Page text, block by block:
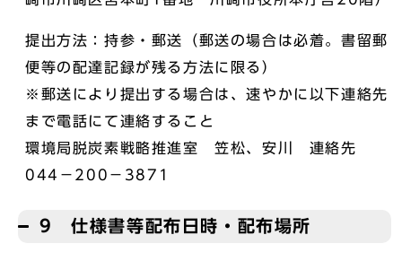
提出方法：持参・郵送（郵送の場合は必着。書留郵
便等の配達記録が残る方法に限る）
※郵送により提出する場合は、速やかに以下連絡先
まで電話にて連絡すること
環境局脱炭素戦略推進室 笠松、安川 連絡先
044－200－3871
9 仕様書等配布日時・配布場所